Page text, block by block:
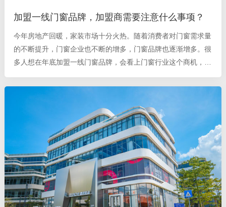
加盟一线门窗品牌，加盟商需要注意什么事项？
今年房地产回暖，家装市场十分火热。随着消费者对门窗需求量
的不断提升，门窗企业也不断的增多，门窗品牌也逐渐增多。很
多人想在年底加盟一线门窗品牌，会看上门窗行业这个商机，想
水，那么，门窗加盟